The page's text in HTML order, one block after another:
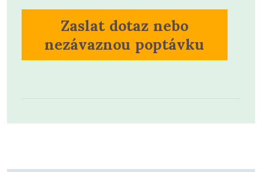
Zaslat dotaz nebo
nezávaznou poptávku